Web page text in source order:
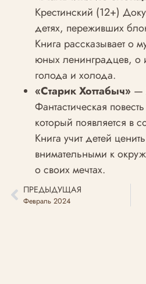
Крестинский (12+)
детях, переживших
Книга рассказывает о
юных ленинградцев, о
голода и холода.
«Старик Хоттабыч» —
Фантастическая
который появляется в
Книга учит детей
внимательными к
о своих мечтах.
ПРЕДЫДУЩАЯ
Февраль 2024